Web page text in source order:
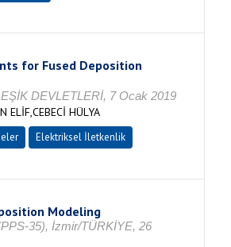
for Fused Deposition
DEVLETLERİ, 7 Ocak 2019
ELİF,CEBECİ HÜLYA
Elektriksel İletkenlik
Modeling
35), İzmir/TÜRKİYE, 26